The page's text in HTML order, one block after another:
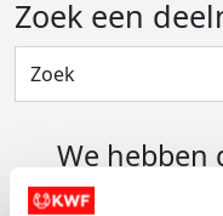
Zoek een
We hebben